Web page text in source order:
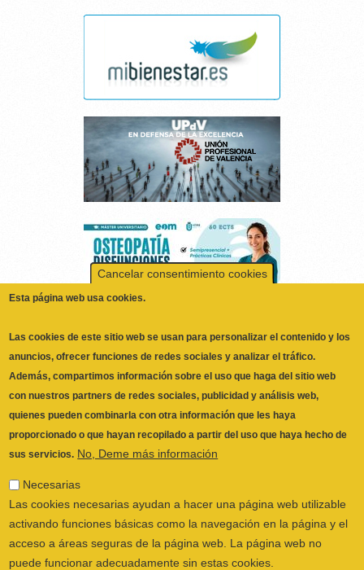
ILUSTRE COLEGIO OFICIAL DE
FISIOTERAPEUTAS DE LA COMUNIDAD
VALENCIANA© 2026
POLÍTICA PRIVACIDAD|AVISO LEGAL|
POLÍTICA DE COOKIES|CANAL DEL
INFORMANTE
Cancelar consentimiento cookies
Esta página web usa cookies.
Las cookies de este sitio web se usan para personalizar el contenido y los
Además, compartimos información sobre el uso que haga del sitio web
con nuestros partners de redes sociales, publicidad y análisis web,
quienes pueden combinarla con otra información que les haya
proporcionado o que hayan recopilado a partir del uso que haya hecho de
sus servicios.
No, Deme más información
Necesarias
activando funciones básicas como la navegación en la página y el
acceso a áreas seguras de la página web. La página web no
puede funcionar adecuadamente sin estas cookies.
Preferencias